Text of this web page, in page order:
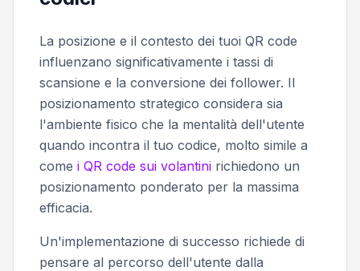
La posizione e il contesto dei tuoi QR code
influenzano significativamente i tassi di
scansione e la conversione dei follower. Il
posizionamento strategico considera sia
l'ambiente fisico che la mentalità dell'utente
quando incontra il tuo codice, molto simile a
come i QR code sui volantini richiedono un
posizionamento ponderato per la massima
efficacia.
Un'implementazione di successo richiede di
pensare al percorso dell'utente dalla